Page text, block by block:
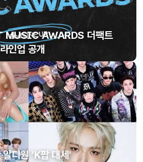
AWARDS 더팩트
인업 공개
·알디원 'K팝 대세'